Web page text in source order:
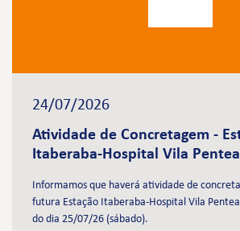
24/07/2026
Atividade de Concretagem -
Itaberaba-Hospital Vila
Informamos que haverá atividade de
futura Estação Itaberaba-Hospital Vila
do dia 25/07/26 (sábado).